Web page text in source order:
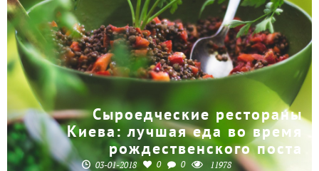
Сыроедческие рестораны
Киева: лучшая еда во время
рождественского поста
03-01-2018 0 0 11978